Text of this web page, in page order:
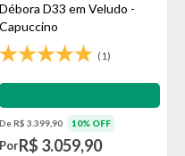
Débora D33 em Veludo -
Capuccino
(1)
Impermeabilização - VEDA
De R$ 3.399,90 10% OFF
PorR$ 3.059,90